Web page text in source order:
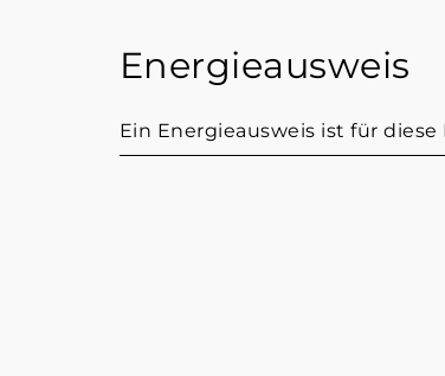
Energieausweis
Ein Energieausweis ist für